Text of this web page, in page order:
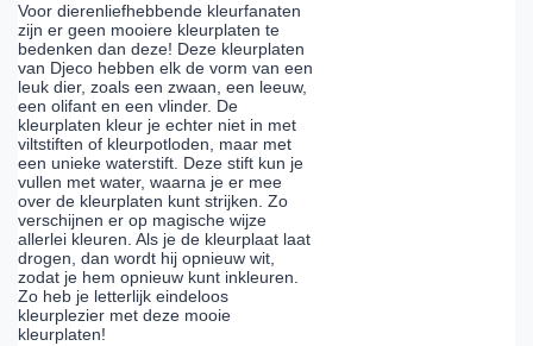
Voor dierenliefhebbende kleurfanaten
zijn er geen mooiere kleurplaten te
bedenken dan deze! Deze kleurplaten
van Djeco hebben elk de vorm van een
leuk dier, zoals een zwaan, een leeuw,
een olifant en een vlinder. De
kleurplaten kleur je echter niet in met
viltstiften of kleurpotloden, maar met
een unieke waterstift. Deze stift kun je
vullen met water, waarna je er mee
over de kleurplaten kunt strijken. Zo
verschijnen er op magische wijze
allerlei kleuren. Als je de kleurplaat laat
drogen, dan wordt hij opnieuw wit,
zodat je hem opnieuw kunt inkleuren.
Zo heb je letterlijk eindeloos
kleurplezier met deze mooie
kleurplaten!